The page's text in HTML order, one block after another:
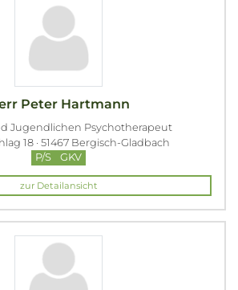
Peter Hartmann
Jugendlichen Psychotherapeut
18 · 51467 Bergisch-Gladbach
P/S
GKV
zur Detailansicht